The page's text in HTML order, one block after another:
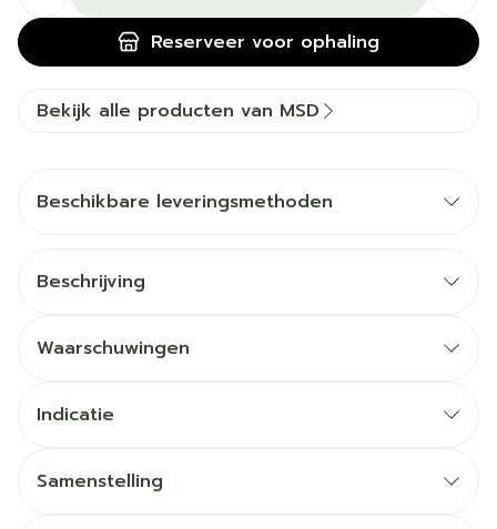
Reserveer voor ophaling
Bekijk alle producten van MSD
Beschikbare leveringsmethoden
Beschrijving
Waarschuwingen
Indicatie
Samenstelling